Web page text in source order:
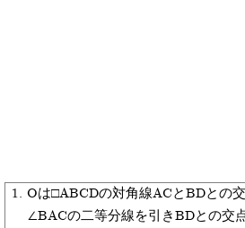
Oは ABCDの対角線ACとBDとの交
∠BACの二等分線を引きBDとの交